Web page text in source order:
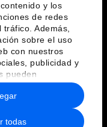
y los
de redes
Además,
sobre el uso
con nuestros
publicidad y
pueden
que les
que hayan
uso que haya
todas